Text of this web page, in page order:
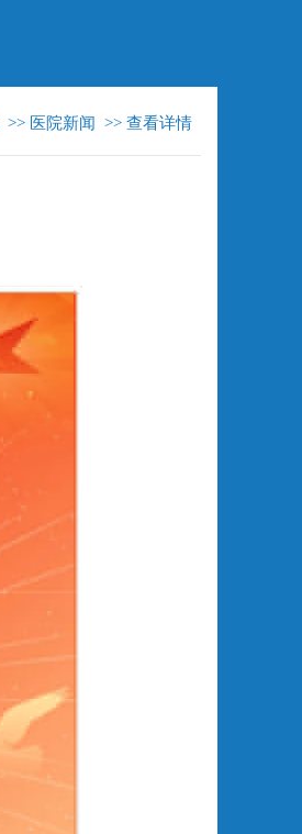
>> 医院新闻 >> 查看详情